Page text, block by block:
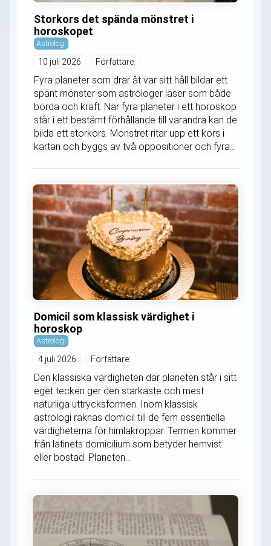
Storkors det spända mönstret i
horoskopet
Astrologi
10 juli 2026 Författare:
Fyra planeter som drar åt var sitt håll bildar ett
spänt mönster som astrologer läser som både
börda och kraft. När fyra planeter i ett horoskop
står i ett bestämt förhållande till varandra kan de
bilda ett storkors. Mönstret ritar upp ett kors i
kartan och byggs av två oppositioner och fyra...
Domicil som klassisk värdighet i
horoskop
Astrologi
4 juli 2026 Författare:
Den klassiska värdigheten där planeten står i sitt
eget tecken ger den starkaste och mest
naturliga uttrycksformen. Inom klassisk
astrologi räknas domicil till de fem essentiella
värdigheterna för himlakroppar. Termen kommer
från latinets domicilium som betyder hemvist
eller bostad. Planeten...